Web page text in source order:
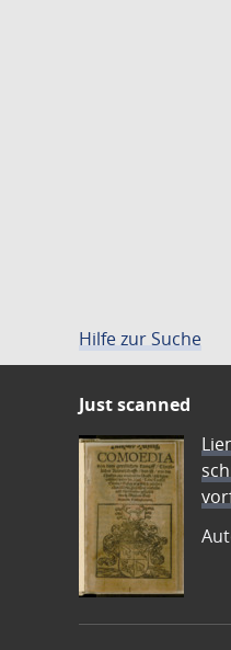
Hilfe zur Suche
Just scanned